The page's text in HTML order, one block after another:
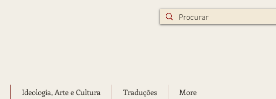
Ideologia, Arte e Cultura Traduções More